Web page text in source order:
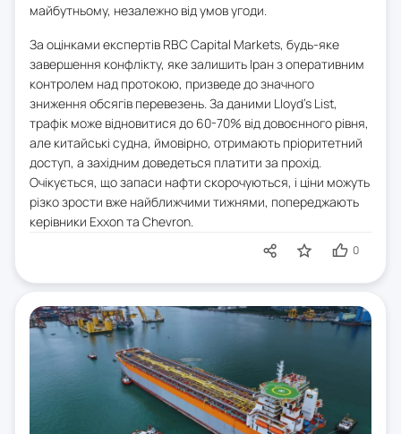
майбутньому, незалежно від умов угоди.
За оцінками експертів RBC Capital Markets, будь-яке
завершення конфлікту, яке залишить Іран з оперативним
контролем над протокою, призведе до значного
зниження обсягів перевезень. За даними Lloyd's List,
трафік може відновитися до 60-70% від довоєнного рівня,
але китайські судна, ймовірно, отримають пріоритетний
доступ, а західним доведеться платити за прохід.
Очікується, що запаси нафти скорочуються, і ціни можуть
різко зрости вже найближчими тижнями, попереджають
керівники Exxon та Chevron.
0